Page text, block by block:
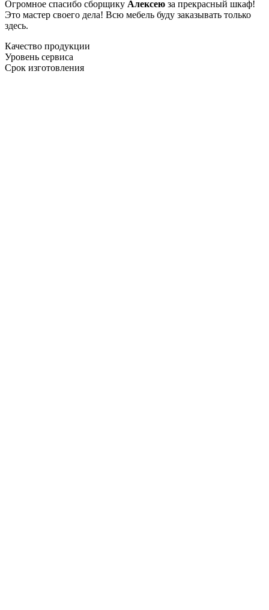
Огромное спасибо сборщику Алексею за прекрасный шкаф!
Это мастер своего дела! Всю мебель буду заказывать только
здесь.
Качество продукции
Уровень сервиса
Срок изготовления